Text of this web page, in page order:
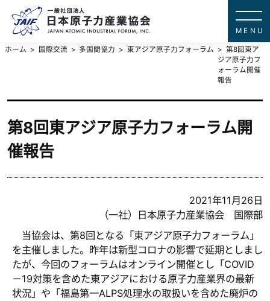
ホーム 国際交流 多国間協力 東アジア原子力フォーラム
第8回東ア
ジア原子力フ
ォーラム開催
報告
第8回東アジア原子力フォーラム開
催報告
2021年11月26日
（一社）日本原子力産業協会 国際部
当協会は、第8回となる「東アジア原子力フォーラム」
を主催しました。昨年は新型コロナの影響で延期としまし
たが、今回のフォーラムはオンライン開催とし「COVID
－19対策を含めた東アジアにおける原子力産業界の最新
状況」や「福島第一ALPS処理水の取扱いを含めた廃炉の